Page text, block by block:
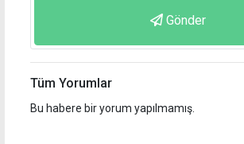
Gönder
Tüm Yorumlar
Bu habere bir yorum yapılmamış.